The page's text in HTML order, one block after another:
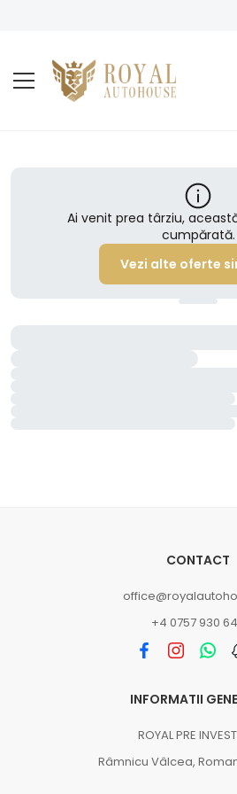
Ai venit prea târziu,
cumpărată.
Vezi alte oferte
CONTACT
+4 0757 930
INFORMATII
ROYAL PRE
Râmnicu Vâlcea,